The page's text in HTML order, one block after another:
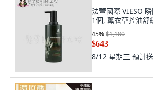
法萱國際 VIESO
1個, 薰衣草控油
45%$1,180
$643
8/12 星期三 預計